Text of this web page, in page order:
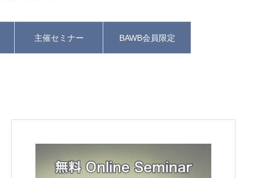
主催セミナー BAWB会員限定